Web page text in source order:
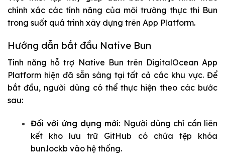
chính xác các tính năng của môi trường thực thi Bun
trong suốt quá trình xây dựng trên App Platform.
Hướng dẫn bắt đầu Native Bun
Tính năng hỗ trợ Native Bun trên DigitalOcean App
Platform hiện đã sẵn sàng tại tất cả các khu vực. Để
bắt đầu, người dùng có thể thực hiện theo các bước
sau:
Đối với ứng dụng mới: Người dùng chỉ cần liên
kết kho lưu trữ GitHub có chứa tệp khóa
bun.lockb vào hệ thống.